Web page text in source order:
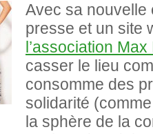
Avec sa nouvelle
presse et un site
l’association
casser le lieu
consomme des
solidarité
la sphère de la